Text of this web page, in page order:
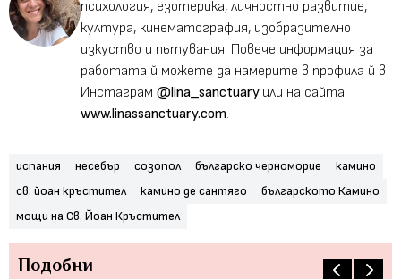
психология, езотерика, личностно развитие,
култура, кинематография, изобразително
изкуство и пътувания. Повече информация за
работата й можете да намерите в профила й в
Инстаграм @lina_sanctuary или на сайта
www.linassanctuary.com.
испания несебър созопол българско черноморие
камино
св. йоан кръстител
камино де сантяго
българското Камино
мощи на Св. Йоан Кръстител
Подобни